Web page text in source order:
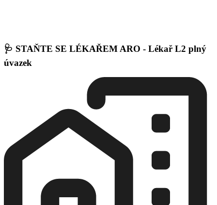
🩺 STAŇTE SE LÉKAŘEM ARO - Lékař L2 plný
úvazek